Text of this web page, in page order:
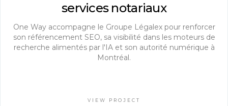
services notariaux
One Way accompagne le Groupe Légalex pour renforcer
son référencement SEO, sa visibilité dans les moteurs de
recherche alimentés par l'IA et son autorité numérique à
Montréal.
VIEW PROJECT